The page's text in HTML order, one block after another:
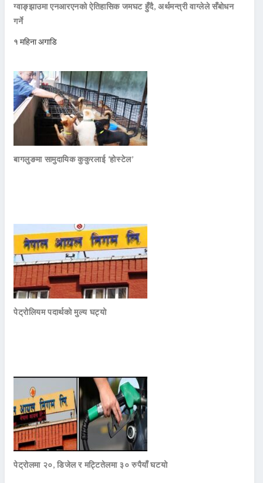
ग्वाङ्झाउमा एनआरएनको ऐतिहासिक जमघट हुँदै, अर्थमन्त्री वाग्लेले सँबोधन
गर्ने
१ महिना अगाडि
बागलुङमा सामुदायिक कुकुरलाई ‘होस्टेल’
पेट्रोलियम पदार्थको मुल्य घट्यो
पेट्रोलमा २०, डिजेल र मट्टितेलमा ३० रुपैयाँ घटयो